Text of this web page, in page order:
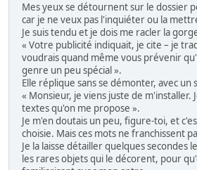
Mes yeux se détournent sur le dossier
car je ne veux pas l'inquiéter ou la
Je suis tendu et je dois me racler la
« Votre publicité indiquait, je cite – je
voudrais quand même vous prévenir
genre un peu spécial ».
Elle réplique sans se démonter, avec
« Monsieur, je viens juste de m'installer.
textes qu'on me propose ».
Je m'en doutais un peu, figure-toi, et
choisie. Mais ces mots ne franchissent
Je la laisse détailler quelques secondes
les rares objets qui le décorent, pour